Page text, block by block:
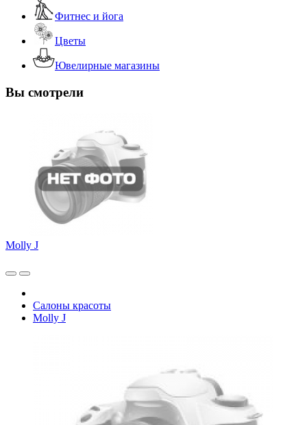
Фитнес и йога
Цветы
Ювелирные магазины
Вы смотрели
Molly J
Салоны красоты
Molly J